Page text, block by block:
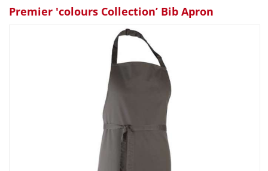
Premier 'colours Collection’ Bib Apron